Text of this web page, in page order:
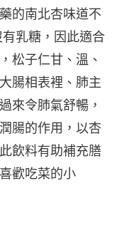
的南北杏味道不
乳糖，因此適合
松子仁甘、溫、
腸相表裡、肺主
來令肺氣舒暢，
腸的作用，以杏
飲料有助補充膳
歡吃菜的小